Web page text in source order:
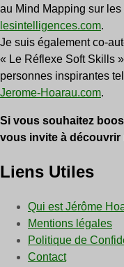
au Mind Mapping sur les
lesintelligences.com.
Je suis également co-
« Le Réflexe Soft Skills
personnes inspirantes
Jerome-Hoarau.com.
Si vous souhaitez
vous invite à découvrir
Liens Utiles
Qui est Jérôme
Mentions légales
Politique de
Contact